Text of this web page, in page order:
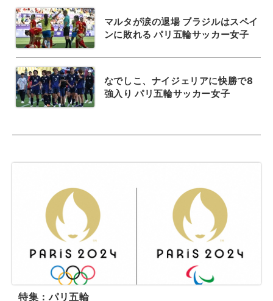
マルタが涙の退場 ブラジルはスペイ
ンに敗れる パリ五輪サッカー女子
なでしこ、ナイジェリアに快勝で8
強入り パリ五輪サッカー女子
特集：パリ五輪